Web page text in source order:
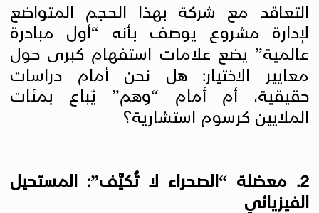
التعاقد مع شركة بهذا الحجم المتواضع
لإدارة مشروع يوصف بأنه “أول مبادرة
عالمية” يضع علامات استفهام كبرى حول
معايير الاختيار: هل نحن أمام دراسات
حقيقية، أم أمام “وهم” يُباع بمئات
الملايين كرسوم استشارية؟
2. معضلة “الصحراء لا تُكيَّف”: المستحيل
الفيزيائي